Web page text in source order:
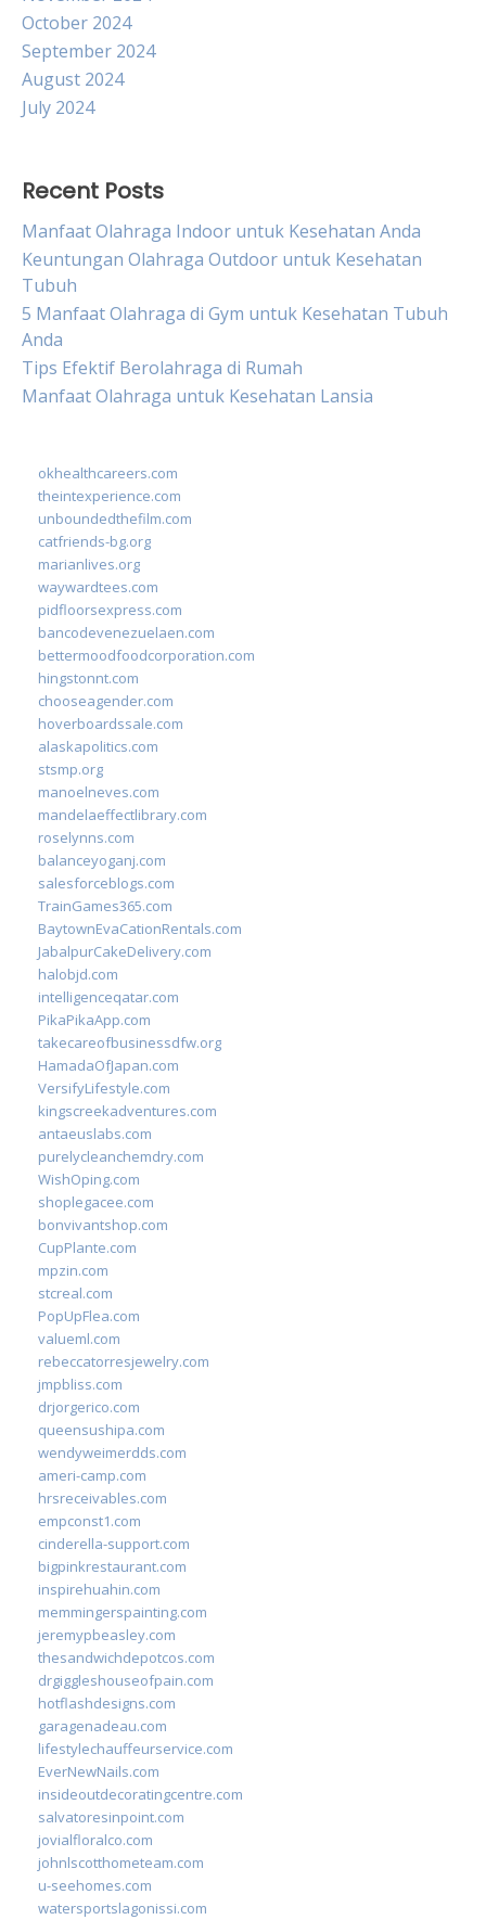
October 2024
September 2024
August 2024
July 2024
Recent Posts
Manfaat Olahraga Indoor untuk Kesehatan Anda
Keuntungan Olahraga Outdoor untuk Kesehatan
Tubuh
5 Manfaat Olahraga di Gym untuk Kesehatan Tubuh
Anda
Tips Efektif Berolahraga di Rumah
Manfaat Olahraga untuk Kesehatan Lansia
okhealthcareers.com
theintexperience.com
unboundedthefilm.com
catfriends-bg.org
marianlives.org
waywardtees.com
pidfloorsexpress.com
bancodevenezuelaen.com
bettermoodfoodcorporation.com
hingstonnt.com
chooseagender.com
hoverboardssale.com
alaskapolitics.com
stsmp.org
manoelneves.com
mandelaeffectlibrary.com
roselynns.com
balanceyoganj.com
salesforceblogs.com
TrainGames365.com
BaytownEvaCationRentals.com
JabalpurCakeDelivery.com
halobjd.com
intelligenceqatar.com
PikaPikaApp.com
takecareofbusinessdfw.org
HamadaOfJapan.com
VersifyLifestyle.com
kingscreekadventures.com
antaeuslabs.com
purelycleanchemdry.com
WishOping.com
shoplegacee.com
bonvivantshop.com
CupPlante.com
mpzin.com
stcreal.com
PopUpFlea.com
valueml.com
rebeccatorresjewelry.com
jmpbliss.com
drjorgerico.com
queensushipa.com
wendyweimerdds.com
ameri-camp.com
hrsreceivables.com
empconst1.com
cinderella-support.com
bigpinkrestaurant.com
inspirehuahin.com
memmingerspainting.com
jeremypbeasley.com
thesandwichdepotcos.com
drgiggleshouseofpain.com
hotflashdesigns.com
garagenadeau.com
lifestylechauffeurservice.com
EverNewNails.com
insideoutdecoratingcentre.com
salvatoresinpoint.com
jovialfloralco.com
johnlscotthometeam.com
u-seehomes.com
watersportslagonissi.com